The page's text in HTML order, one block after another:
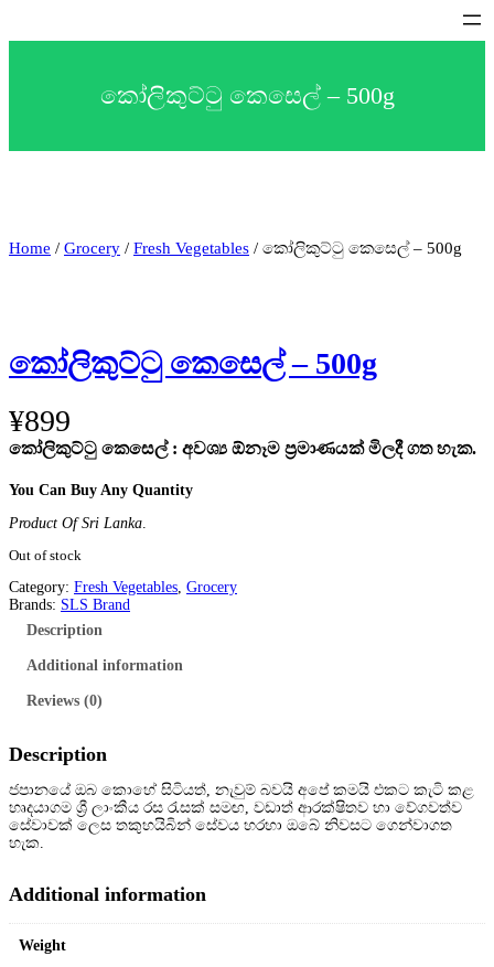
c
e
කෝලිකුට්ටු කෙසෙල් – 500g
Home / Grocery / Fresh Vegetables / කෝලිකුට්ටු කෙසෙල් – 500g
කෝලිකුට්ටු කෙසෙල් – 500g
¥899
කෝලිකුට්ටු කෙසෙල් : අවශ්‍ය ඕනෑම ප්‍රමාණයක් මිලදී ගත හැක.
You Can Buy Any Quantity
Product Of Sri Lanka.
Out of stock
Category: Fresh Vegetables Grocery
Brands: SLS Brand
Description
Additional information
Reviews (0)
Description
ජපානයේ ඔබ කොහේ සිටියත්, නැවුම් බවයි අපේ කමයි එකට කැටි කළ
හෘදයාගම ශ් රී ලාංකීය රස රැසක් සමඟ, වඩාත් ආරක්ෂිතව හා වේගවත්ව
සේවාවක් ලෙස තකුහයිබින් සේවය හරහා ඔබේ නිවසට ගෙන්වාගත
හැක.
Additional information
Weight